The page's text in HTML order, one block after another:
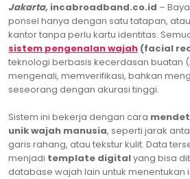
Jakarta, incabroadband.co.id –
ponsel hanya dengan satu tatapan,
kantor tanpa perlu kartu identitas.
sistem pengenalan wajah (facial
teknologi berbasis kecerdasan buatan
mengenali, memverifikasi, bahkan
seseorang dengan akurasi tinggi.
Sistem ini bekerja dengan cara
unik wajah manusia, seperti jarak
garis rahang, atau tekstur kulit. Data
menjadi template digitalyang bisa
database wajah lain untuk menentukan